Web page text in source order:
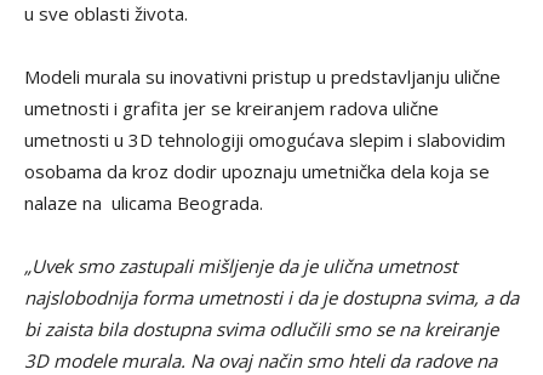
u sve oblasti života.
Modeli murala su inovativni pristup u predstavljanju ulične
umetnosti i grafita jer se kreiranjem radova ulične
umetnosti u 3D tehnologiji omogućava slepim i slabovidim
osobama da kroz dodir upoznaju umetnička dela koja se
nalaze na ulicama Beograda.
„Uvek smo zastupali mišljenje da je ulična umetnost
najslobodnija forma umetnosti i da je dostupna svima, a da
bi zaista bila dostupna svima odlučili smo se na kreiranje
3D modele murala. Na ovaj način smo hteli da radove na